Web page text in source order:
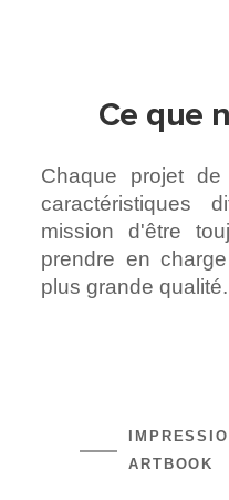
Ce que
Chaque projet
caractéristiques
mission d'être
prendre en
plus grande qualité.
ARTBOOK